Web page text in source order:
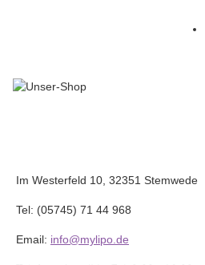
Im Westerfeld 10, 32351 Stemwede
Tel: (05745) 71 44 968
Email: info@mylipo.de